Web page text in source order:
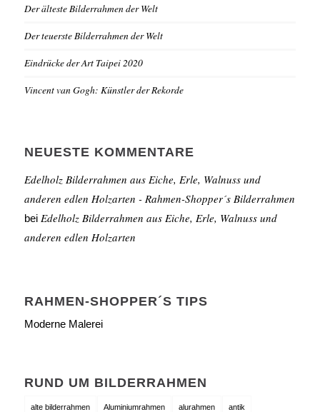
Der älteste Bilderrahmen der Welt
Der teuerste Bilderrahmen der Welt
Eindrücke der Art Taipei 2020
Vincent van Gogh: Künstler der Rekorde
NEUESTE KOMMENTARE
Edelholz Bilderrahmen aus Eiche, Erle, Walnuss und
anderen edlen Holzarten - Rahmen-Shopper´s Bilderrahmen
bei Edelholz Bilderrahmen aus Eiche, Erle, Walnuss und
anderen edlen Holzarten
RAHMEN-SHOPPER´S TIPS
Moderne Malerei
RUND UM BILDERRAHMEN
alte bilderrahmen Aluminiumrahmen alurahmen antik